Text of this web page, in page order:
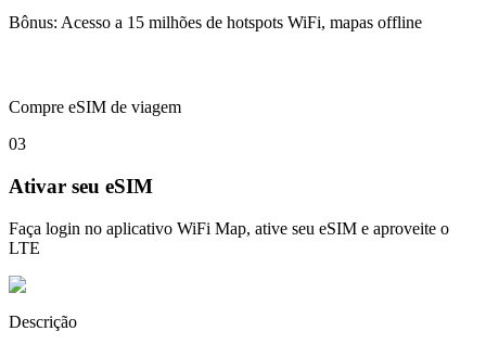
Bônus: Acesso a 15 milhões de hotspots WiFi, mapas offline
Compre eSIM de viagem
03
Ativar seu eSIM
Faça login no aplicativo WiFi Map, ative seu eSIM e aproveite o
LTE
Descrição